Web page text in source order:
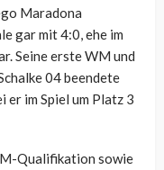
Maradona
gar mit 4:0, ehe im
Seine erste WM und
04 beendete
im Spiel um Platz 3
Qualifikation sowie